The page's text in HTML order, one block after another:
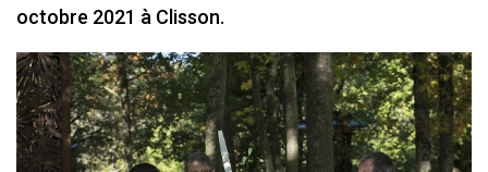
octobre 2021 à Clisson.